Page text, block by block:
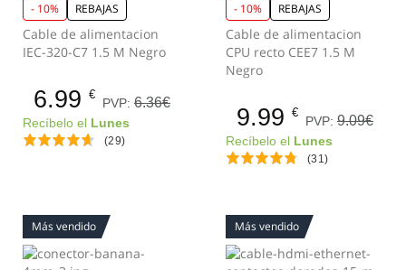
- 10% REBAJAS
Cable de alimentacion
IEC-320-C7 1.5 M Negro
6.99 €
PVP: 6.36€
Recíbelo el Lunes
(29)
- 10% REBAJAS
Cable de alimentacion
CPU recto CEE7 1.5 M
Negro
9.99 €
PVP: 9.09€
Recíbelo el Lunes
(31)
Más vendido Más vendido